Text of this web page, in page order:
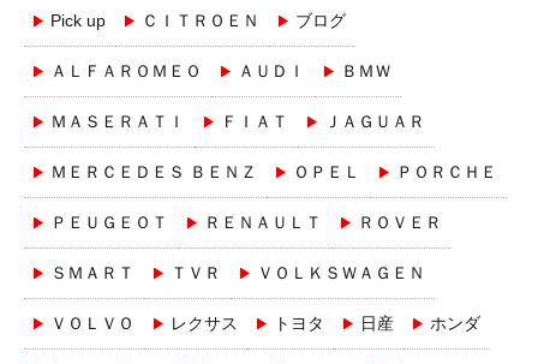
Pick up ＣＩＴＲＯＥＮ ブログ
ＡＬＦＡＲＯＭＥＯ ＡＵＤＩ ＢＭＷ
ＭＡＳＥＲＡＴＩ ＦＩＡＴ ＪＡＧＵＡＲ
ＭＥＲＣＥＤＥＳ ＢＥＮＺ ＯＰＥＬ ＰＯＲＣＨＥ
ＰＥＵＧＥＯＴ ＲＥＮＡＵＬＴ ＲＯＶＥＲ
ＳＭＡＲＴ ＴＶＲ ＶＯＬＫＳＷＡＧＥＮ
ＶＯＬＶＯ レクサス トヨタ 日産 ホンダ